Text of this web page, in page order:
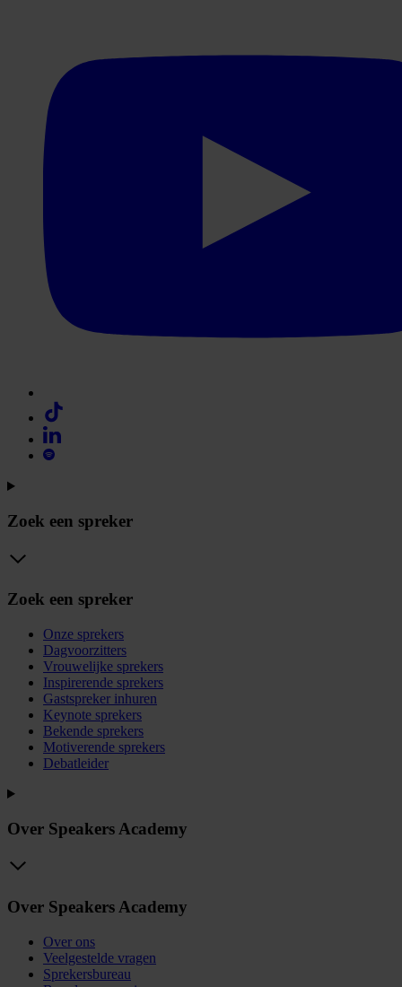
Zoek een spreker
Zoek een spreker
Onze sprekers
Dagvoorzitters
Vrouwelijke sprekers
Inspirerende sprekers
Gastspreker inhuren
Keynote sprekers
Bekende sprekers
Motiverende sprekers
Debatleider
Over Speakers Academy
Over Speakers Academy
Over ons
Veelgestelde vragen
Sprekersbureau